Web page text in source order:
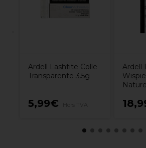
Ardell Lashtite Colle
Transparente 3.5g
5,99€
Ardell